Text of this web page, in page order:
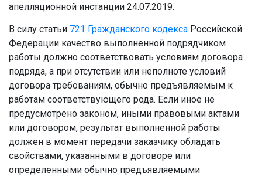
апелляционной инстанции 24.07.2019.
В силу статьи 721 Гражданского кодекса Российской
Федерации качество выполненной подрядчиком
работы должно соответствовать условиям договора
подряда, а при отсутствии или неполноте условий
договора требованиям, обычно предъявляемым к
работам соответствующего рода. Если иное не
предусмотрено законом, иными правовыми актами
или договором, результат выполненной работы
должен в момент передачи заказчику обладать
свойствами, указанными в договоре или
определенными обычно предъявляемыми